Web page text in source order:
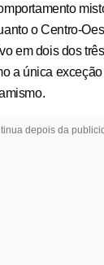
o Centro-
em dois dos
a única
depois da